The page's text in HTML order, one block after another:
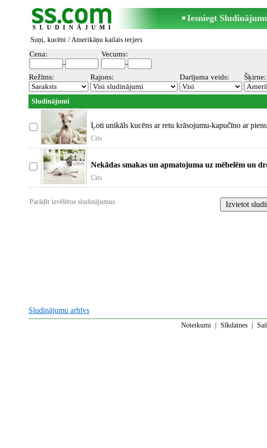
SLUDINĀJUMI
Iesniegt
Suņi, kucēni / Amerikāņu kailais terjers
Cena:
-
Vecums:
-
Režīms:
Rajons: Darījuma veids: Šķirne:
Sludinājumi
Ļoti unikāls kucēns ar retu krāsojumu-kapučīno ar
Cits
Nekādas smakas un apmatojuma uz mēbelēm un
apmā
Cits
Parādīt izvēlētos sludinājumus
Sludinājumu arhīvs
Noteikumi Sīkdatnes